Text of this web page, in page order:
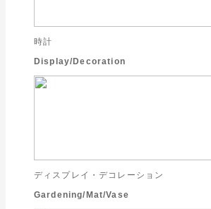
時計
Display/Decoration
ディスプレイ・デコレーション
Gardening/Mat/Vase